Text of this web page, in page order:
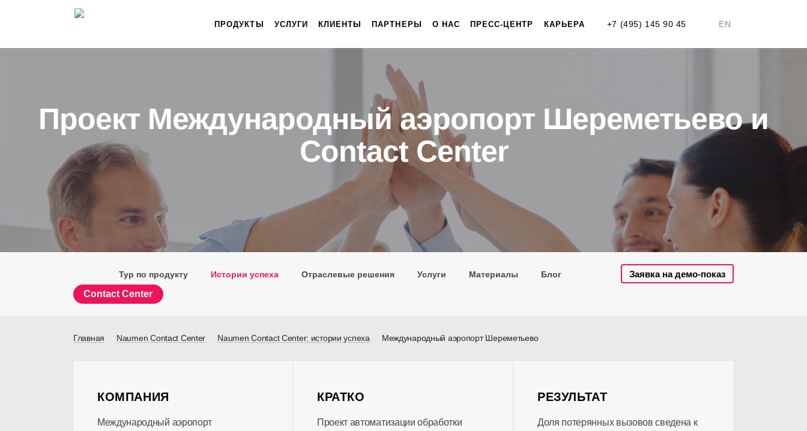
+7 (495) 145 90 45 EN
ПРОДУКТЫ УСЛУГИ КЛИЕНТЫ ПАРТНЕРЫ О НАС ПРЕСС-ЦЕНТР КАРЬЕРА
Проект Международный аэропорт Шереметьево и
Contact Center
Тур по продукту Истории успеха Отраслевые решения Услуги Материалы Блог
Заявка на демо-показ
Contact Center
Главная Naumen Contact Center Naumen Contact Center: истории успеха Международный аэропорт Шереметьево
КОМПАНИЯ
Международный аэропорт
КРАТКО
Проект автоматизации обработки
РЕЗУЛЬТАТ
Доля потерянных вызовов сведена к